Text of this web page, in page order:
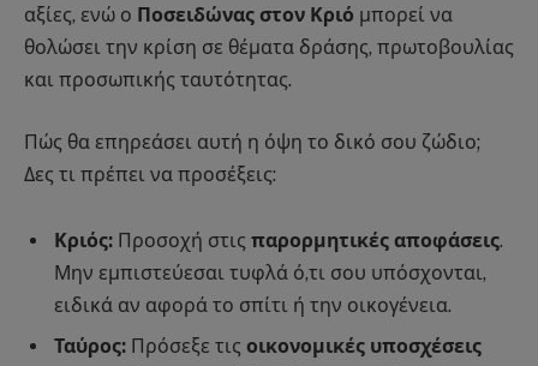
αξίες, ενώ ο Ποσειδώνας στον Κριό μπορεί να
θολώσει την κρίση σε θέματα δράσης, πρωτοβουλίας
και προσωπικής ταυτότητας.
Πώς θα επηρεάσει αυτή η όψη το δικό σου ζώδιο;
Δες τι πρέπει να προσέξεις:
Κριός: Προσοχή στις παρορμητικές αποφάσεις.
Μην εμπιστεύεσαι τυφλά ό,τι σου υπόσχονται,
ειδικά αν αφορά το σπίτι ή την οικογένεια.
Ταύρος: Πρόσεξε τις οικονομικές υποσχέσεις